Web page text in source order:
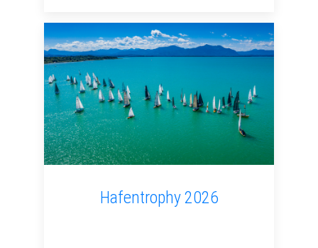
Hafentrophy 2026